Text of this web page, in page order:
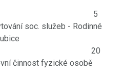
5
soc. služeb - Rodinné
20
činnost fyzické osobě